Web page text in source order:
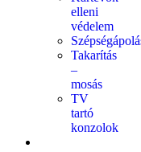
elleni
védelem
Takarítás
–
mosás
TV
tartó
konzolok